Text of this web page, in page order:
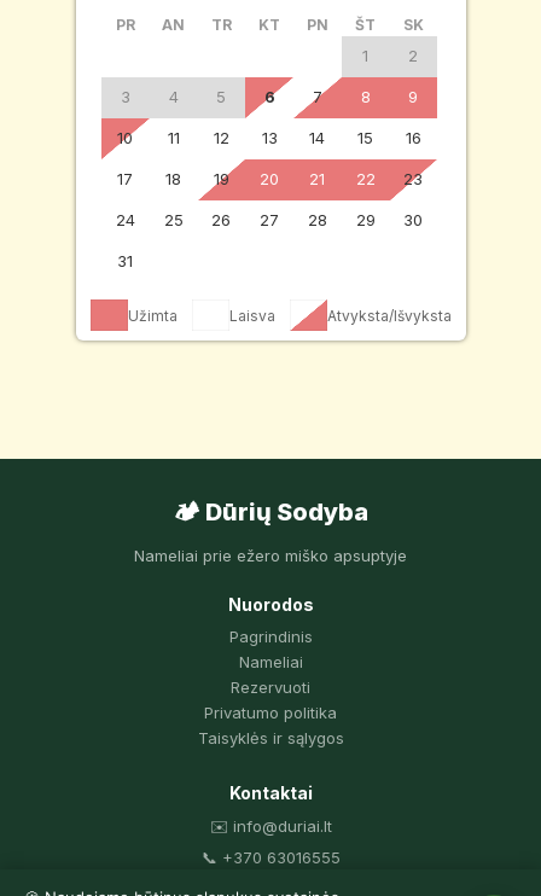
PR AN TR KT PN ŠT SK
1 2
3 4 5 6 7 8 9
10 11 12 13 14 15 16
17 18 19 20 21 22 23
24 25 26 27 28 29 30
31
Užimta Laisva Atvyksta/Išvyksta
🏕️ Dūrių Sodyba
Nameliai prie ežero miško apsuptyje
Nuorodos
Pagrindinis
Nameliai
Rezervuoti
Privatumo politika
Taisyklės ir sąlygos
Kontaktai
✉️ info@duriai.lt
📞 +370 63016555